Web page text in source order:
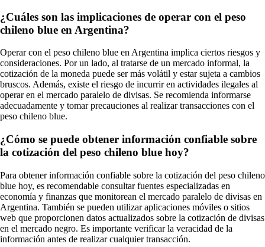
¿Cuáles son las implicaciones de operar con el peso
chileno blue en Argentina?
Operar con el peso chileno blue en Argentina implica ciertos riesgos y
consideraciones. Por un lado, al tratarse de un mercado informal, la
cotización de la moneda puede ser más volátil y estar sujeta a cambios
bruscos. Además, existe el riesgo de incurrir en actividades ilegales al
operar en el mercado paralelo de divisas. Se recomienda informarse
adecuadamente y tomar precauciones al realizar transacciones con el
peso chileno blue.
¿Cómo se puede obtener información confiable sobre
la cotización del peso chileno blue hoy?
Para obtener información confiable sobre la cotización del peso chileno
blue hoy, es recomendable consultar fuentes especializadas en
economía y finanzas que monitorean el mercado paralelo de divisas en
Argentina. También se pueden utilizar aplicaciones móviles o sitios
web que proporcionen datos actualizados sobre la cotización de divisas
en el mercado negro. Es importante verificar la veracidad de la
información antes de realizar cualquier transacción.